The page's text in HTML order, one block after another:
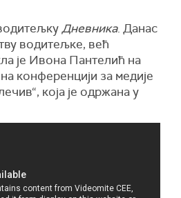
Дневника. Данас
водитељке, већ
је Ивона Пантелић на
конференцији за медије
која је одржана у